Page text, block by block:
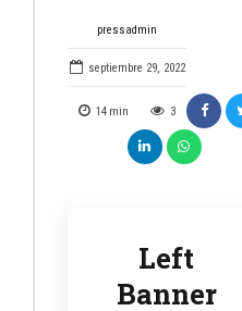
pressadmin
septiembre 29, 2022
14 min 3
Left
Banner